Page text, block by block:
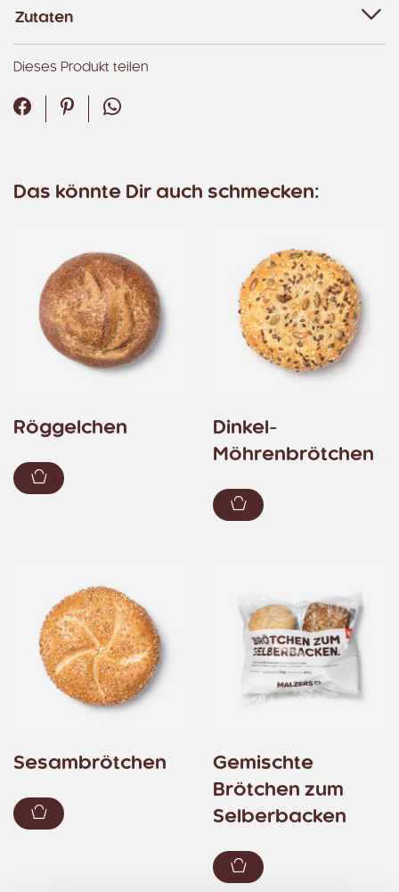
Zutaten
Dieses Produkt teilen
Facebook
PinterestWhatsApp
Das könnte Dir auch schmecken:
Röggelchen
Zum Warenkorb hinzufügen
Dinkel-
Möhrenbrötchen
Zum Warenkorb
Sesambrötchen
Zum Warenkorb hinzufügen
Gemischte
Brötchen zum
Selberbacken
Zum Warenkorb